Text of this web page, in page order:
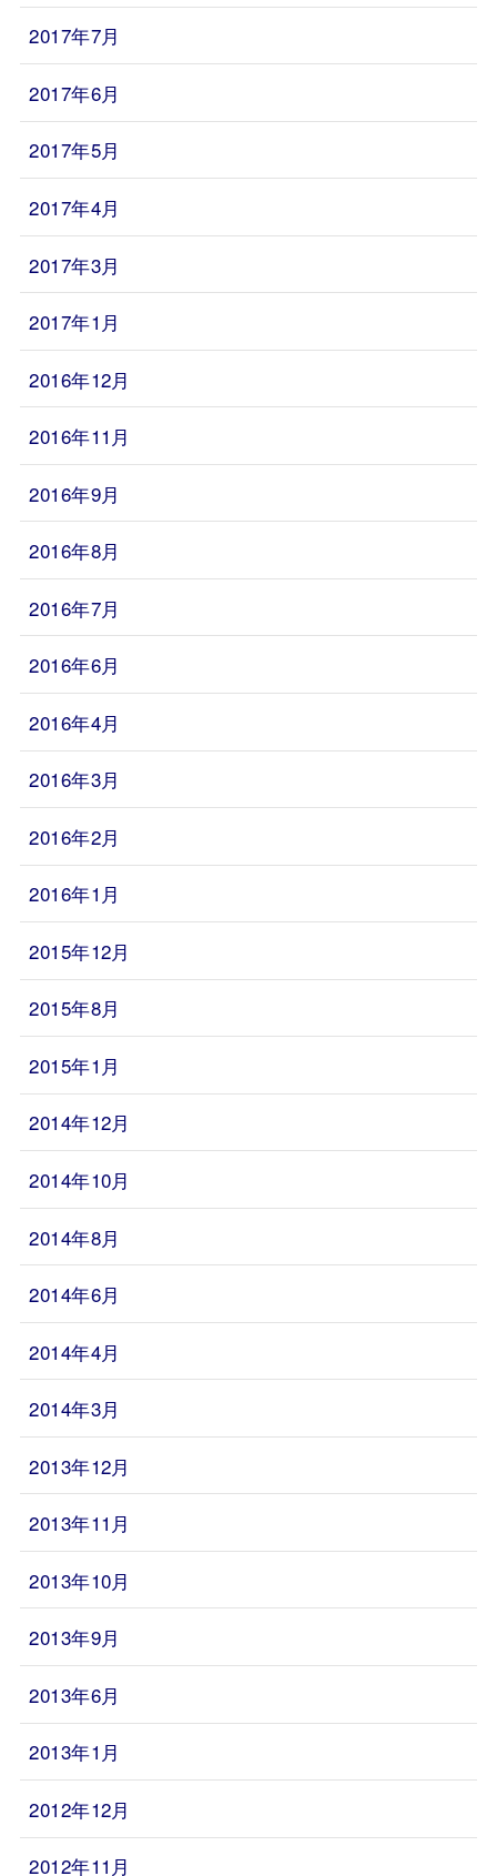
2017年7月
2017年6月
2017年5月
2017年4月
2017年3月
2017年1月
2016年12月
2016年11月
2016年9月
2016年8月
2016年7月
2016年6月
2016年4月
2016年3月
2016年2月
2016年1月
2015年12月
2015年8月
2015年1月
2014年12月
2014年10月
2014年8月
2014年6月
2014年4月
2014年3月
2013年12月
2013年11月
2013年10月
2013年9月
2013年6月
2013年1月
2012年12月
2012年11月